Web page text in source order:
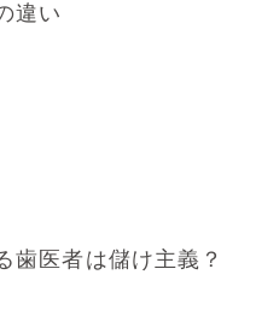
違い
歯医者は儲け主義？